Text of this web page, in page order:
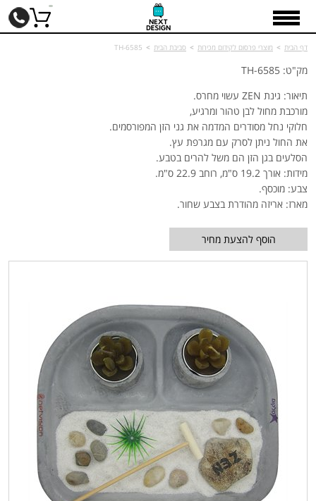
דף הבית > מוצרי פרסום לקידום מכירות > סביבת הבית >
TH-6585
מק"ט: TH-6585
תיאור: גינת ZEN עשוי מחרס.
מורכבת מחול לבן טהור ומרגיע,
חלוקי נחל מסודרים המדמה את גני הזן המפורסמים.
את החול ניתן לסרק עם מגרפת עץ.
הסלעים בגן הזן הם משל להרים בטבע.
מידות: אורך 19.2 ס"מ, רוחב 22.9 ס"מ.
צבע: מוכסף.
מארז: אריזה מהודרת בצבע שחור.
הוסף להצעת מחיר